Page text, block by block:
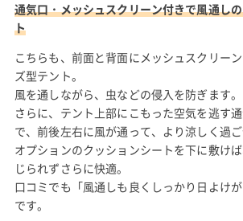
通気口・メッシュスクリーン付きで風通し
ト
こちらも、前面と背面にメッシュスクリー
ズ型テント。
風を通しながら、虫などの侵入を防ぎます。
さらに、テント上部にこもった空気を逃す
で、前後左右に風が通って、より涼しく過ご
オプションのクッションシートを下に敷け
じられずさらに快適。
口コミでも「風通しも良くしっかり日よけ
です。